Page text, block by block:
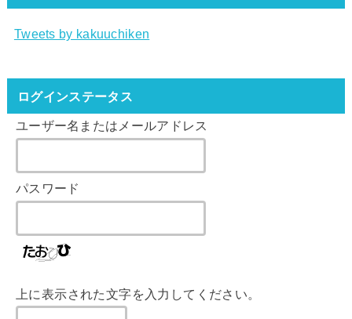
Tweets by kakuuchiken
ログインステータス
ユーザー名またはメールアドレス
パスワード
上に表示された文字を入力してください。